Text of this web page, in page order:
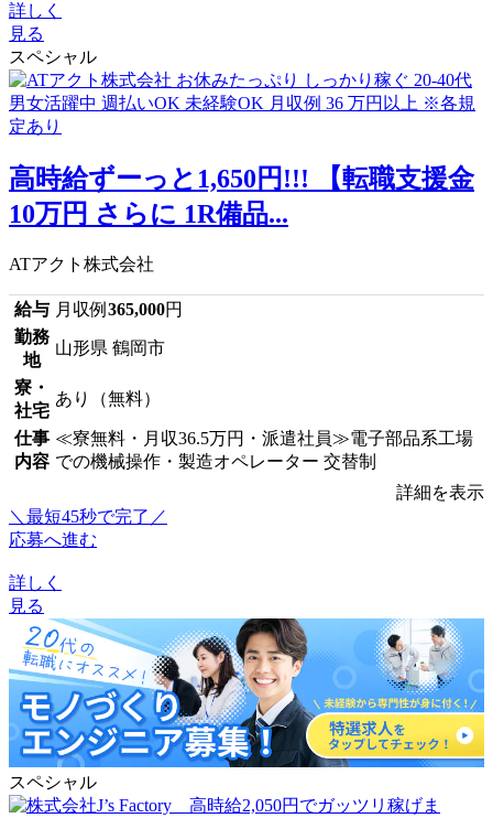
詳しく
見る
スペシャル
高時給ずーっと1,650円!!! 【転職支援金
10万円 さらに 1R備品...
ATアクト株式会社
給与 月収例 365,000円
勤務
地
山形県 鶴岡市
寮・
社宅
あり（無料）
仕事
内容
≪寮無料・月収36.5万円・派遣社員≫電子部品系工場
での機械操作・製造オペレーター 交替制
詳細を表示
＼最短45秒で完了／
応募へ進む
詳しく
見る
スペシャル